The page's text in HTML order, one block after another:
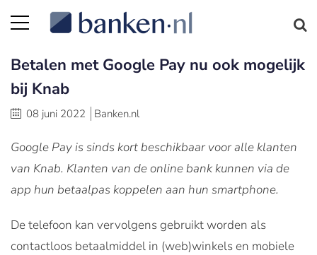
Betalen met Google Pay nu ook mogelijk
bij Knab
08 juni 2022 Banken.nl
Google Pay is sinds kort beschikbaar voor alle klanten
van Knab. Klanten van de online bank kunnen via de
app hun betaalpas koppelen aan hun smartphone.
De telefoon kan vervolgens gebruikt worden als
contactloos betaalmiddel in (web)winkels en mobiele